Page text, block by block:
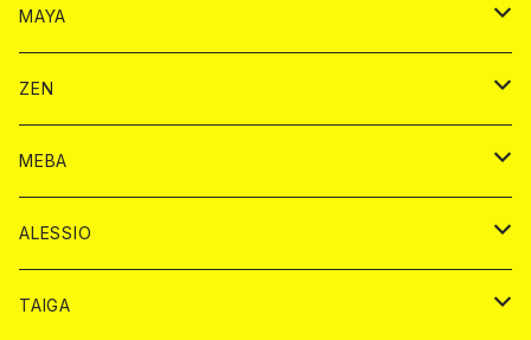
モエシャンドン カード
ヴーヴクリコ カード
BAIKA カード
ノーマル カード
プレミアム カード
ドリンク カード
１ドリンクカード
ショット
チェキ カード
チェキ １５００円
シャンパン カード
モエシャンドン カード
ヴーヴクリコ カード
BAIKA カード
ノーマル カード
プレミアム カード
ドリンク カード
１ドリンク カード
ショット
チェキ カード
チェキ １５００円
MAYA
ドリンク
1ドリンク
ショット
チェキ
BAIKA
ZEN
ドリンク
シャンパン
ショット
チェキ
BAIKA
MEBA
ドリンク
シャンパンカード
チップ
ALESSIO
ドリンク
TAIGA